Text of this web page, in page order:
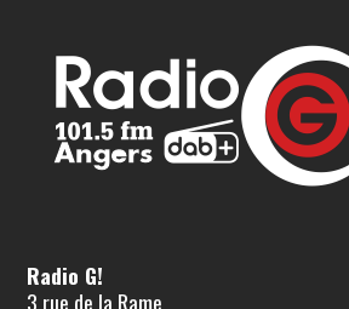
Radio G!
3 rue de la Rame